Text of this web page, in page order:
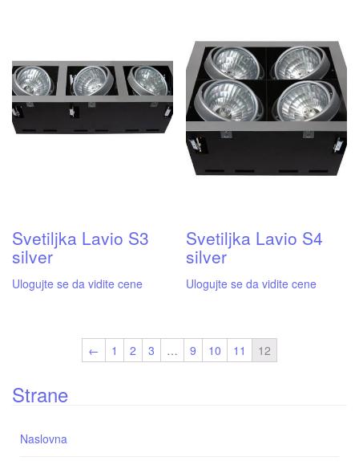
Svetiljka Lavio S3
silver
Ulogujte se da vidite cene
Svetiljka Lavio S4
silver
Ulogujte se da vidite cene
← 1 2 3 … 9 10 11 12
Strane
Naslovna